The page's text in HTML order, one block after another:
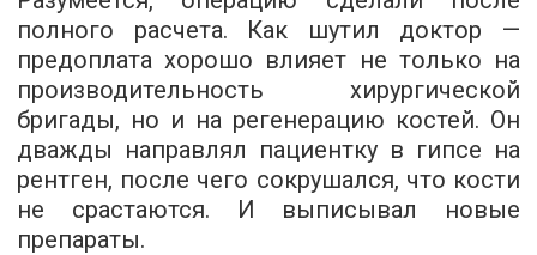
полного расчета. Как шутил доктор —
предоплата хорошо влияет не только на
производительность хирургической
бригады, но и на регенерацию костей. Он
дважды направлял пациентку в гипсе на
рентген, после чего сокрушался, что кости
не срастаются. И выписывал новые
препараты.